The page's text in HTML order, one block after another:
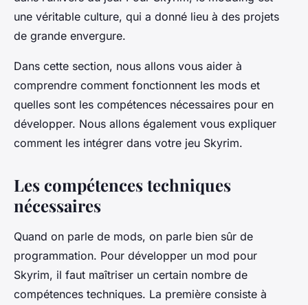
une véritable culture, qui a donné lieu à des projets
de grande envergure.
Dans cette section, nous allons vous aider à
comprendre comment fonctionnent les mods et
quelles sont les compétences nécessaires pour en
développer. Nous allons également vous expliquer
comment les intégrer dans votre jeu Skyrim.
Les compétences techniques
nécessaires
Quand on parle de mods, on parle bien sûr de
programmation. Pour développer un mod pour
Skyrim, il faut maîtriser un certain nombre de
compétences techniques. La première consiste à